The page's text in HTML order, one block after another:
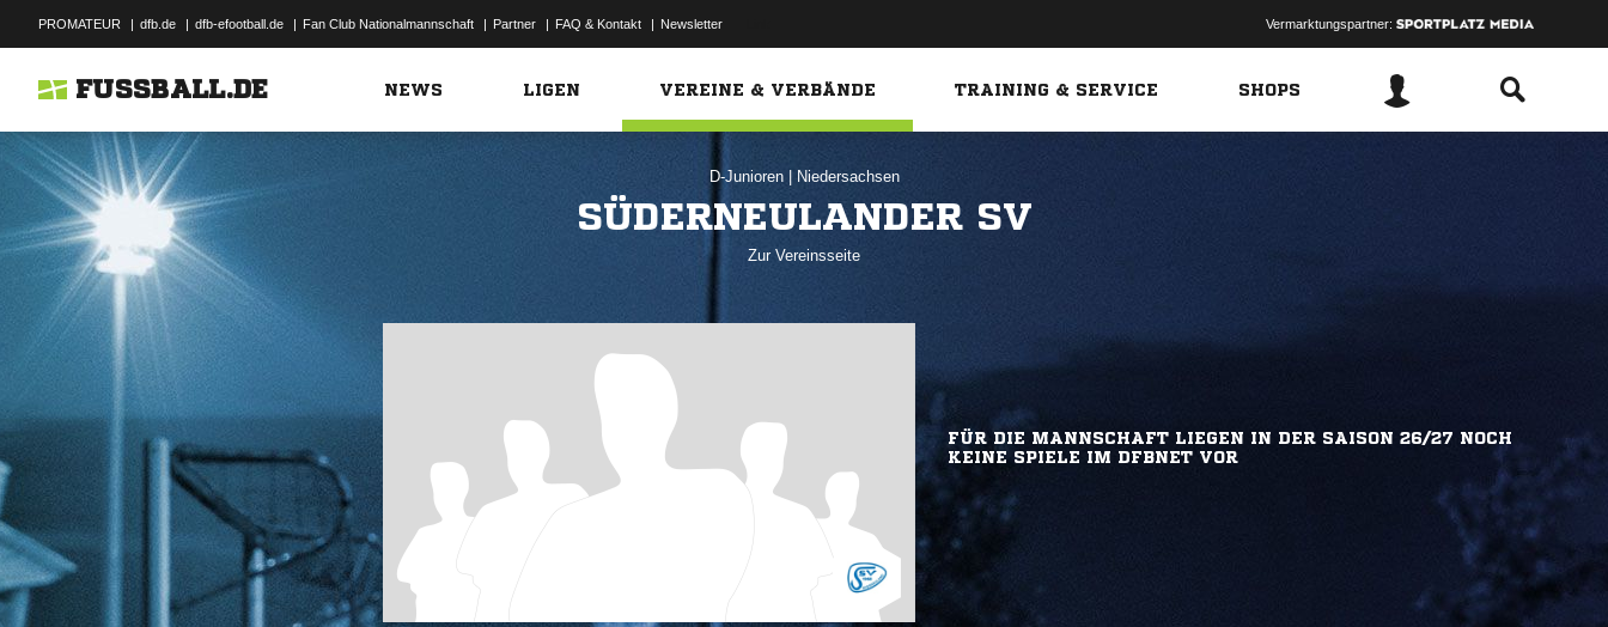
PROMATEUR | dfb.de | dfb-efootball.de | Fan Club Nationalmannschaft | Partner | FAQ & Kontakt | Newsletter Vermarktungspartner:
FUSSBALL.DE NEWS LIGEN VEREINE & VERBÄNDE TRAINING & SERVICE SHOPS
D-Junioren Niedersachsen
SÜDERNEULANDER SV
Zur Vereinsseite
FÜR DIE MANNSCHAFT LIEGEN IN DER SAISON 26/27 NOCH
KEINE SPIELE IM DFBNET VOR